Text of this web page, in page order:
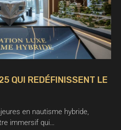
QUI REDÉFINISSENT LE
en nautisme hybride,
immersif qui…